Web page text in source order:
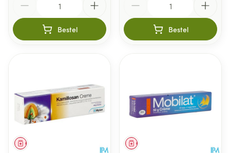
Bestel Bestel
Geneesmiddel Geneesmiddel